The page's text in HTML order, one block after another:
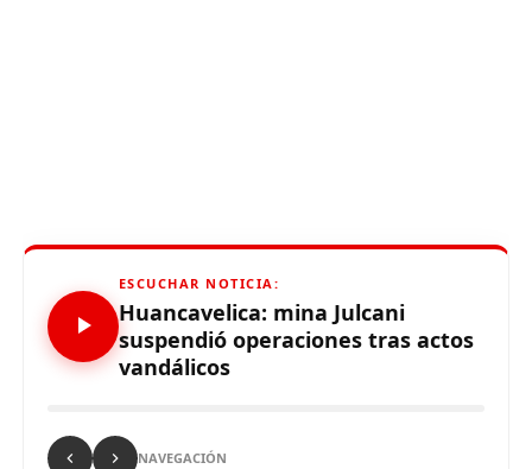
ESCUCHAR NOTICIA:
Huancavelica: mina Julcani
suspendió operaciones tras actos
vandálicos
NAVEGACIÓN